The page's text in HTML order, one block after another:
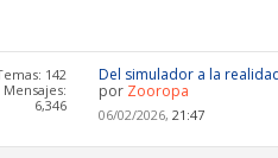
142
Mensajes:
6,346
Del simulador a la
por Zooropa
06/02/2026,21:47